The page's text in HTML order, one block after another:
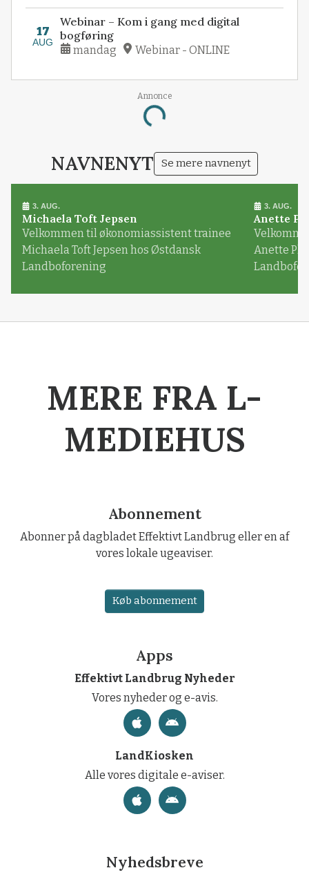
17
AUG
Webinar – Kom i gang med digital
bogføring
mandag Webinar - ONLINE
Annonce
Loading...
NAVNENYT Se mere navnenyt
3. AUG.
Michaela Toft Jepsen
Velkommen til økonomiassistent trainee
Michaela Toft Jepsen hos Østdansk
Landboforening
3. AUG.
Anette
Anette
MERE FRA L-
MEDIEHUS
Abonnement
Abonner på dagbladet Effektivt Landbrug eller en af
vores lokale ugeaviser.
Køb abonnement
Apps
Effektivt Landbrug Nyheder
Vores nyheder og e-avis.
LandKiosken
Alle vores digitale e-aviser.
Nyhedsbreve